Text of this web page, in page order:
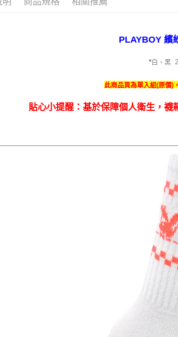
PLAYBOY 繽
*白、黑 2
此商品頁為單入組(原價)
貼心小提醒：基於保障個人衛生，襪